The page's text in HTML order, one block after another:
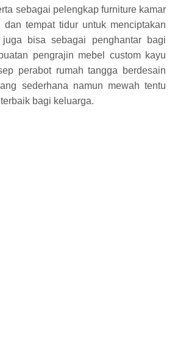
sebagai pelengkap furniture kamar
tempat tidur untuk menciptakan
bisa sebagai penghantar bagi
pengrajin mebel custom kayu
perabot rumah tangga berdesain
sederhana namun mewah tentu
bagi keluarga.